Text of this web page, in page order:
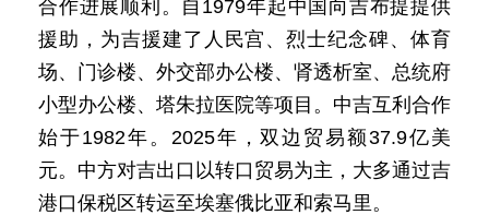
合作进展顺利。自1979年起中国向吉布提提供
援助，为吉援建了人民宫、烈士纪念碑、体育
场、门诊楼、外交部办公楼、肾透析室、总统府
小型办公楼、塔朱拉医院等项目。中吉互利合作
始于1982年。2025年，双边贸易额37.9亿美
元。中方对吉出口以转口贸易为主，大多通过吉
港口保税区转运至埃塞俄比亚和索马里。